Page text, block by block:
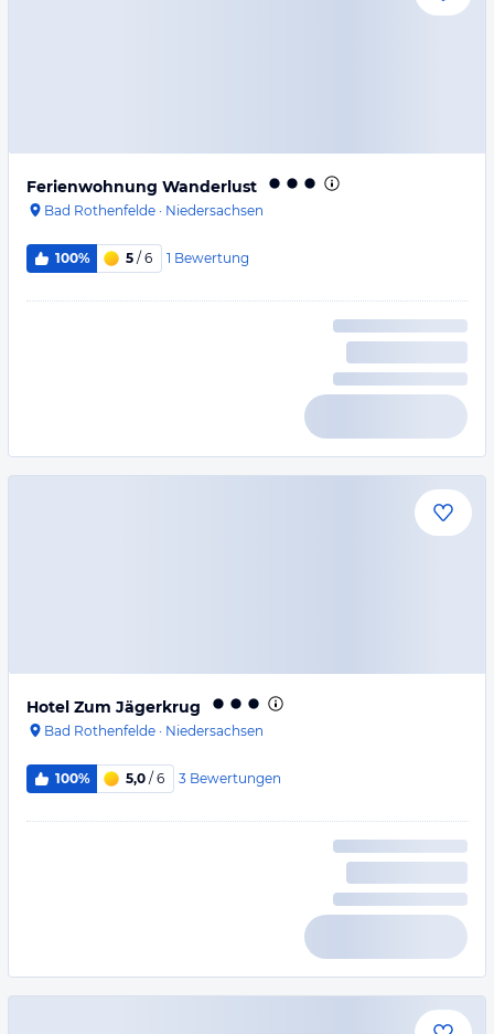
Ferienwohnung Wanderlust
Bad Rothenfelde · Niedersachsen
100% 5 / 6 1 Bewertung
Hotel Zum Jägerkrug
Bad Rothenfelde · Niedersachsen
100% 5,0 / 6 3 Bewertungen